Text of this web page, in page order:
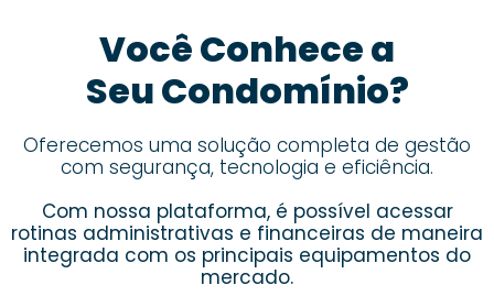
Você Conhece a
Seu Condomínio?
Oferecemos uma solução completa de gestão
com segurança, tecnologia e eficiência.
Com nossa plataforma, é possível acessar
rotinas administrativas e financeiras de maneira
integrada com os principais equipamentos do
mercado.